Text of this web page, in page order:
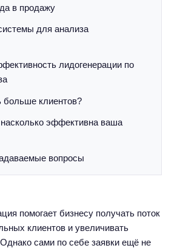
помогает бизнесу получать поток
клиентов и увеличивать
сами по себе заявки ещё не
в продажу
для анализа
лидогенерации по
больше клиентов?
насколько эффективна ваша
вопросы